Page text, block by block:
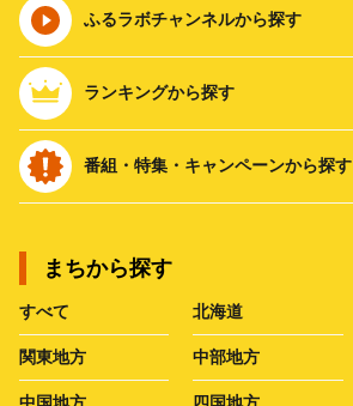
ふるラボチャンネルから探す
ランキングから探す
番組・特集・キャンペーンから探す
まちから探す
すべて 北海道
関東地方 中部地方